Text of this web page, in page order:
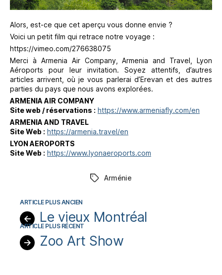
Alors, est-ce que cet aperçu vous donne envie ?
Voici un petit film qui retrace notre voyage :
https://vimeo.com/276638075
Merci à Armenia Air Company, Armenia and Travel, Lyon
Aéroports pour leur invitation. Soyez attentifs, d’autres
articles arrivent, où je vous parlerai d’Erevan et des autres
parties du pays que nous avons explorées.
ARMENIA AIR COMPANY
Site web / réservations : https://www.armeniafly.com/en
ARMENIA AND TRAVEL
Site Web : https://armenia.travel/en
LYON AEROPORTS
Site Web : https://www.lyonaeroports.com
Étiquettes
Arménie
← Le vieux Montréal
→ Zoo Art Show